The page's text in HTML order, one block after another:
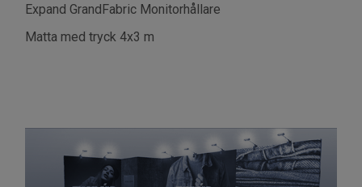
Expand GrandFabric Monitorhållare
Matta med tryck 4x3 m